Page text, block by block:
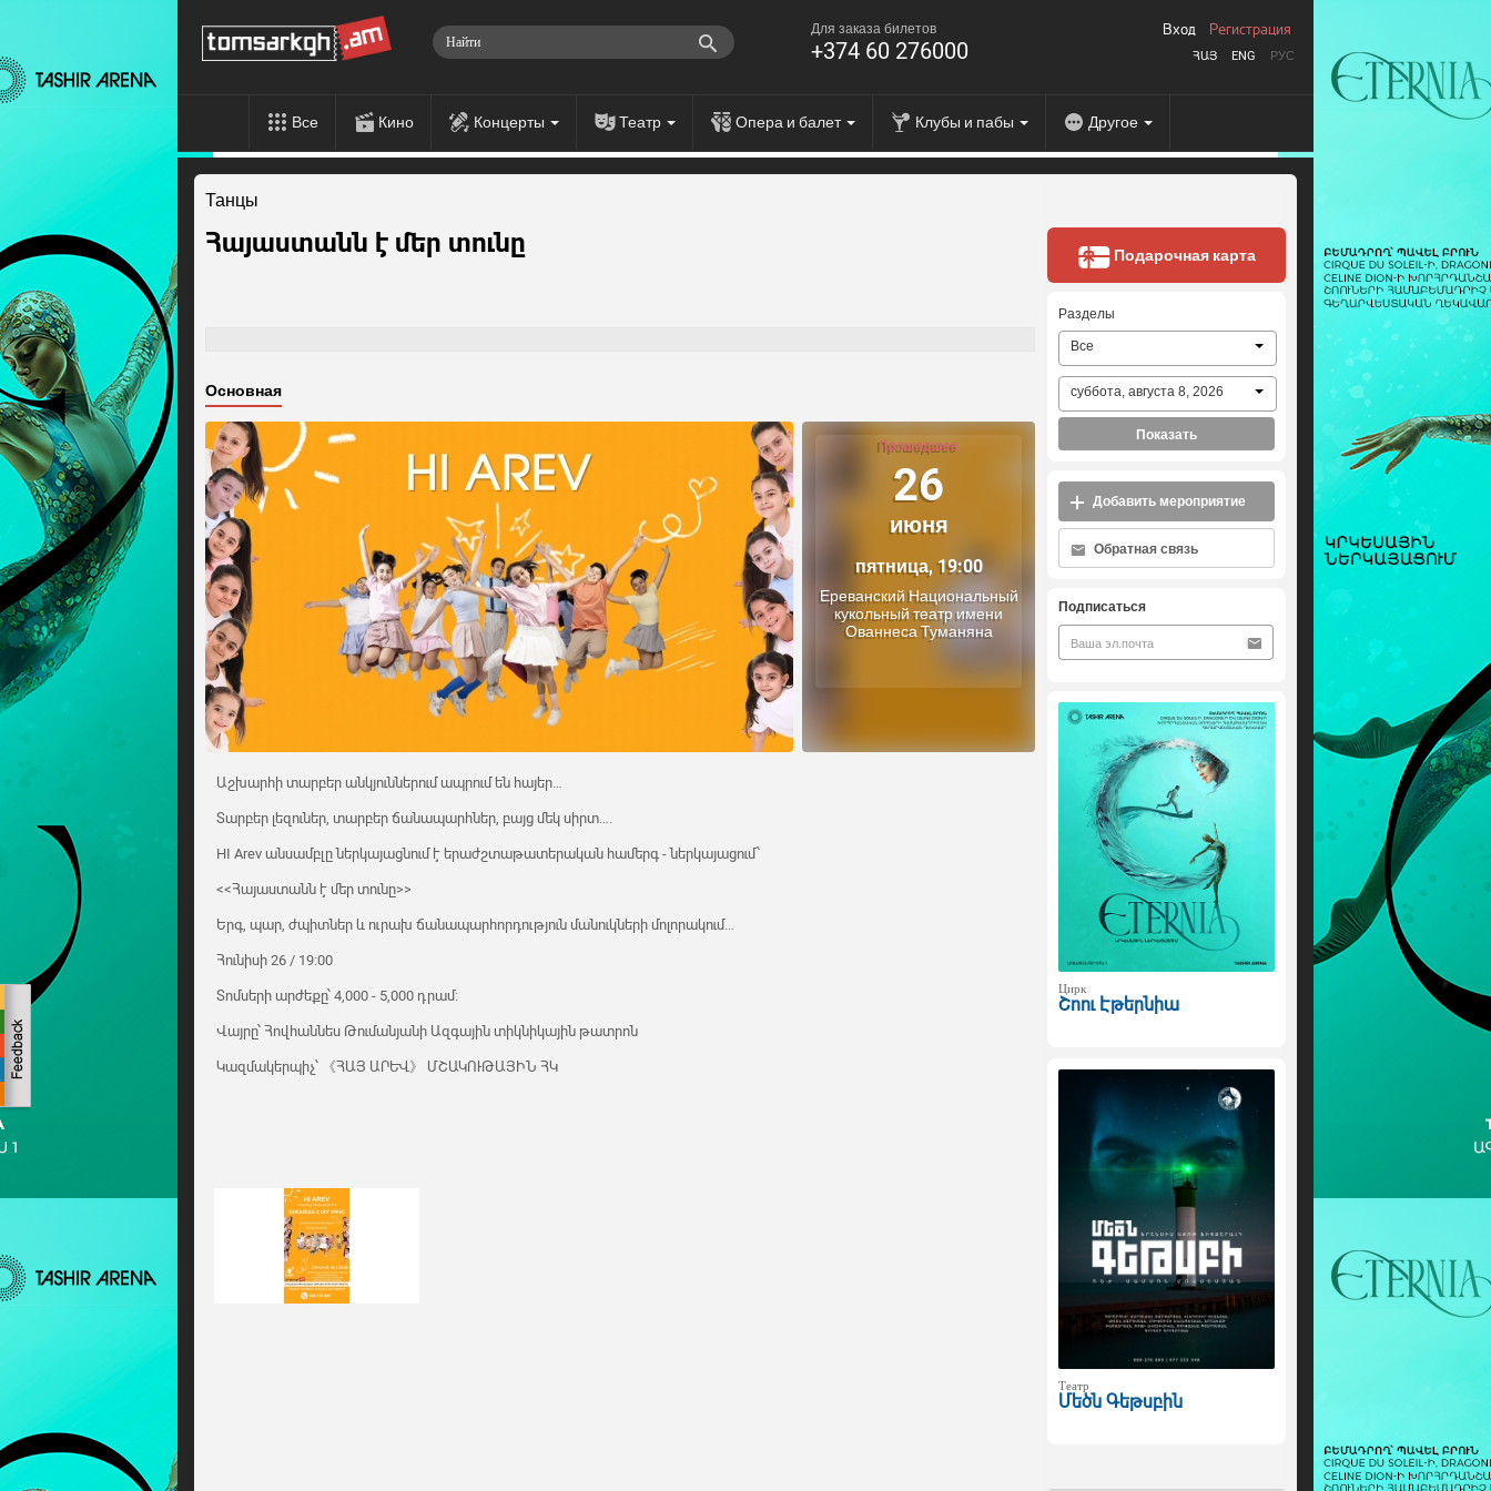
Для заказа билетов
+374 60 276000 ՀԱՅ ENG РУС
Вход Регистрация
Все Кино Концерты Театр Опера и балет Клубы и пабы Другое
Танцы
Հայաստանն է մեր տունը
Основная
Прошедшее
26
июня
пятница, 19:00
Ереванский Национальный
кукольный театр имени
Ованнеса Туманяна
Աշխարհի տարբեր անկյուններում ապրում են հայեր…
Տարբեր լեզուներ, տարբեր ճանապարհներ, բայց մեկ սիրտ….
HI Arev անսամբլը ներկայացնում է երաժշտաթատերական համերգ - ներկայացում՝
<<Հայաստանն է մեր տունը>>
Երգ, պար, ժպիտներ և ուրախ ճանապարհորդություն մանուկների մոլորակում…
Հունիսի 26 / 19։00
Տոմսերի արժեքը՝ 4,000 - 5,000 դրամ:
Վայրը՝ Հովհաննես Թումանյանի Ազգային տիկնիկային թատրոն
Կազմակերպիչ՝ 《ՀԱՅ ԱՐԵՎ》 ՄՇԱԿՈՒԹԱՅԻՆ ՀԿ
Подарочная карта
Разделы
Все
суббота, августа 8, 2026
Показать
Добавить мероприятие
Обратная связь
Подписаться
Цирк
Շոու Էթերնիա
Театр
Մեծն Գեթսբին